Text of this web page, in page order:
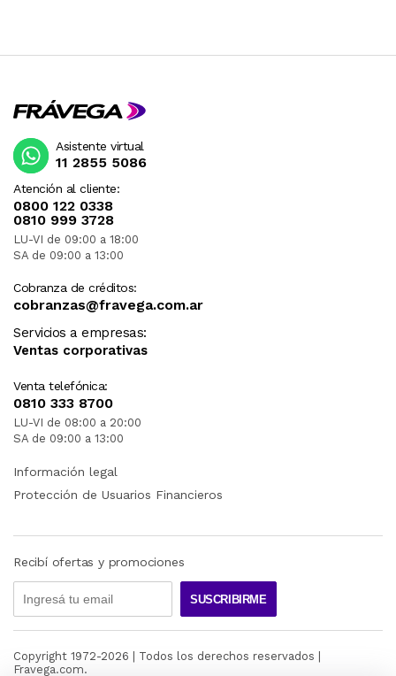
Atención al cliente:
0800 122 0338
0810 999 3728
LU-VI de 09:00 a 18:00
SA de 09:00 a 13:00
Cobranza de créditos:
cobranzas@fravega.com.ar
Servicios a empresas:
Ventas corporativas
Venta telefónica:
0810 333 8700
LU-VI de 08:00 a 20:00
SA de 09:00 a 13:00
Asistente virtual
11 2855 5086
Información legal
Protección de Usuarios Financieros
Recibí ofertas y promociones
SUSCRIBIRME
Copyright 1972-2026 | Todos los derechos reservados |
Fravega.com.